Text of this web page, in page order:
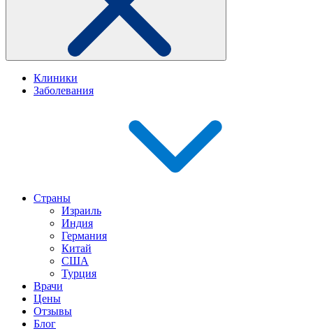
Клиники
Заболевания
Страны
Израиль
Индия
Германия
Китай
США
Турция
Врачи
Цены
Отзывы
Блог